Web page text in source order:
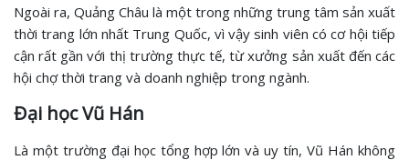
Ngoài ra, Quảng Châu là một trong những trung tâm sản xuất
thời trang lớn nhất Trung Quốc, vì vậy sinh viên có cơ hội tiếp
cận rất gần với thị trường thực tế, từ xưởng sản xuất đến các
hội chợ thời trang và doanh nghiệp trong ngành.
Đại học Vũ Hán
Là một trường đại học tổng hợp lớn và uy tín, Vũ Hán không